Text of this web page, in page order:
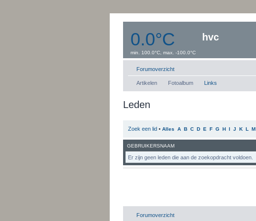
0.0°C
min. 100.0°C, max. -100.0°C
Windsnelheid:0 km/uur
hvc
Forumoverzicht
Artikelen Fotoalbum Links
Leden
Zoek een lid • Alles A B C D E F G H I J K L M
GEBRUIKERSNAAM
Er zijn geen leden die aan de zoekopdracht voldoen.
Forumoverzicht